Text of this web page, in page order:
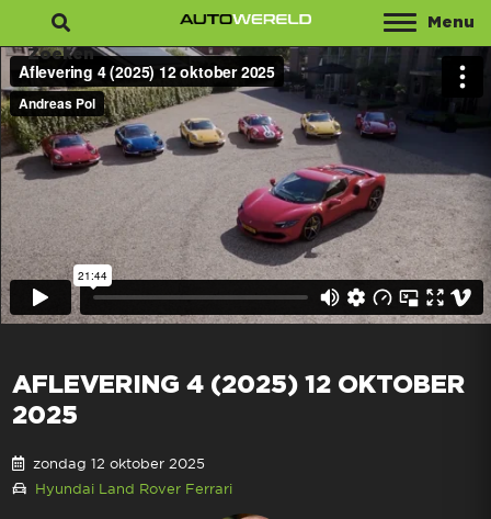
Menu
Zoeken
AFLEVERING 4 (2025) 12 OKTOBER
2025
zondag 12 oktober 2025
Hyundai Land Rover Ferrari